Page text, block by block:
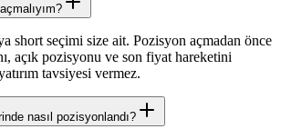
short seçimi size ait. Pozisyon açmadan önce
açık pozisyonu ve son fiyat hareketini
tavsiyesi vermez.
nasıl pozisyonlandı?